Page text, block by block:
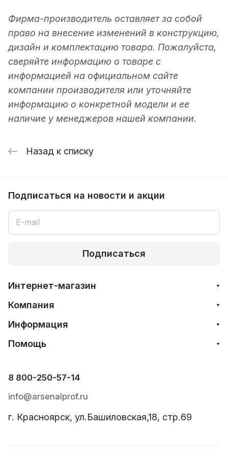
Фирма-производитель оставляет за собой
право на внесение изменений в конструкцию,
дизайн и комплектацию товара. Пожалуйста,
сверяйте информацию о товаре с
информацией на официальном сайте
компании производителя или уточняйте
информацию о конкретной модели и ее
наличие у менеджеров нашей компании.
Назад к списку
Подписаться на новости и акции
Подписаться
Интернет-магазин
Компания
Информация
Помощь
8 800-250-57-14
info@arsenalprof.ru
г. Красноярск, ул.Башиловская,18, стр.69